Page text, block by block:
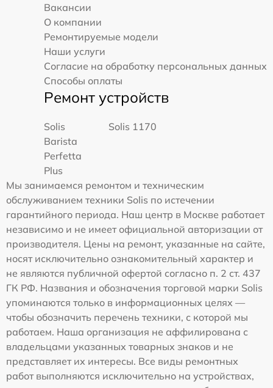
Вакансии
О компании
Ремонтируемые модели
Наши услуги
Согласие на обработку персональных данных
Способы оплаты
Ремонт устройств
Solis
Barista
Perfetta
Plus
Solis 1170
Мы занимаемся ремонтом и техническим
обслуживанием техники Solis по истечении
гарантийного периода. Наш центр в Москве работает
независимо и не имеет официальной авторизации от
производителя. Цены на ремонт, указанные на сайте,
носят исключительно ознакомительный характер и
не являются публичной офертой согласно п. 2 ст. 437
ГК РФ. Названия и обозначения торговой марки Solis
упоминаются только в информационных целях —
чтобы обозначить перечень техники, с которой мы
работаем. Наша организация не аффилирована с
владельцами указанных товарных знаков и не
представляет их интересы. Все виды ремонтных
работ выполняются исключительно на устройствах,